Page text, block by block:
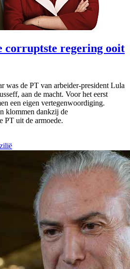
regering ooit
was de PT van arbeider-president Lula
aan de macht. Voor het eerst
een eigen vertegenwoordiging.
klommen dankzij de
PT uit de armoede.